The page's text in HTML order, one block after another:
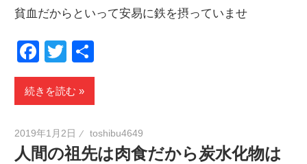
貧血だからといって安易に鉄を摂っていませ
Facebook
Twitter
有
続きを読む
2019年1月2日 toshibu4649
人間の祖先は肉食だから炭水化物は